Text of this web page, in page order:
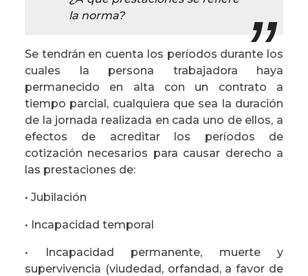
la norma?
Se tendrán en cuenta los períodos durante los
cuales la persona trabajadora haya
permanecido en alta con un contrato a
tiempo parcial, cualquiera que sea la duración
de la jornada realizada en cada uno de ellos, a
efectos de acreditar los períodos de
cotización necesarios para causar derecho a
las prestaciones de:
• Jubilación
• Incapacidad temporal
• Incapacidad permanente, muerte y
supervivencia (viudedad, orfandad, a favor de